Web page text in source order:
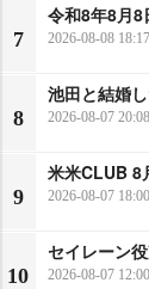
7
令和8年8月8
2026-08-08 18:17
8
池田と結婚
2026-08-07 20:08
9
米米CLUB 8
2026-08-07 18:00
10
セイレーン
2026-08-07 12:00